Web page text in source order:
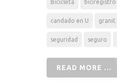
Bicicleta biciregistro
candado en U granit
seguridad seguro
READ MORE ...